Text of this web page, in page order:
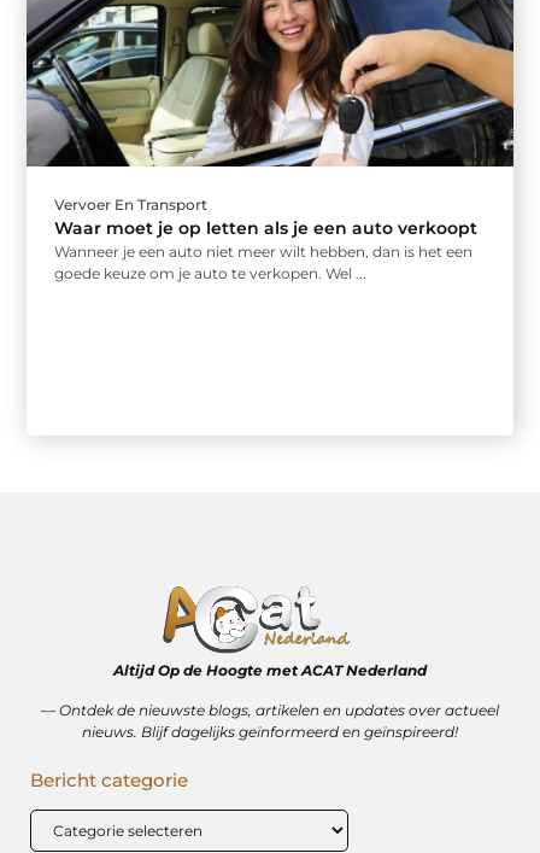
Vervoer En Transport
Waar moet je op letten als je een auto verkoopt
Wanneer je een auto niet meer wilt hebben, dan is het een
goede keuze om je auto te verkopen. Wel ...
Altijd Op de Hoogte met ACAT Nederland
–– Ontdek de nieuwste blogs, artikelen en updates over actueel
nieuws. Blijf dagelijks geïnformeerd en geïnspireerd!
Bericht categorie